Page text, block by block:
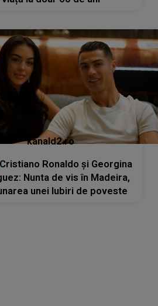
kanald2.ro
Cristiano Ronaldo și Georgina
Nunta de vis în Madeira,
unei Iubiri de poveste